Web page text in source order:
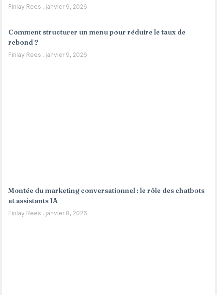
Finlay Rees janvier 9, 2026
Comment structurer un menu pour réduire le taux de
rebond ?
Finlay Rees janvier 9, 2026
Montée du marketing conversationnel : le rôle des chatbots
et assistants IA
Finlay Rees janvier 8, 2026